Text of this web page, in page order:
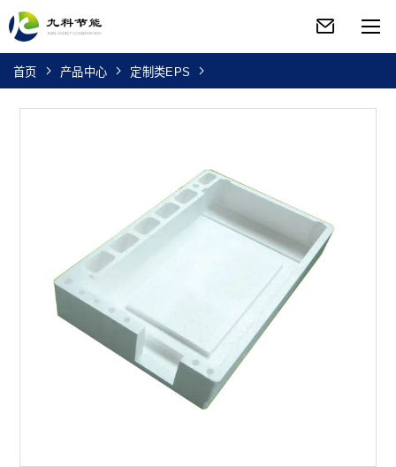
首页 产品中心 定制类EPS